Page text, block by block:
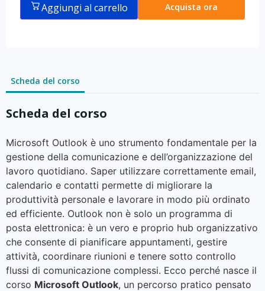
Aggiungi al carrello Acquista ora
Scheda del corso
Scheda del corso
Microsoft Outlook è uno strumento fondamentale per la
gestione della comunicazione e dell’organizzazione del
lavoro quotidiano. Saper utilizzare correttamente email,
calendario e contatti permette di migliorare la
produttività personale e lavorare in modo più ordinato
ed efficiente. Outlook non è solo un programma di
posta elettronica: è un vero e proprio hub organizzativo
che consente di pianificare appuntamenti, gestire
attività, coordinare riunioni e tenere sotto controllo
flussi di comunicazione complessi. Ecco perché nasce il
corso Microsoft Outlook, un percorso pratico pensato